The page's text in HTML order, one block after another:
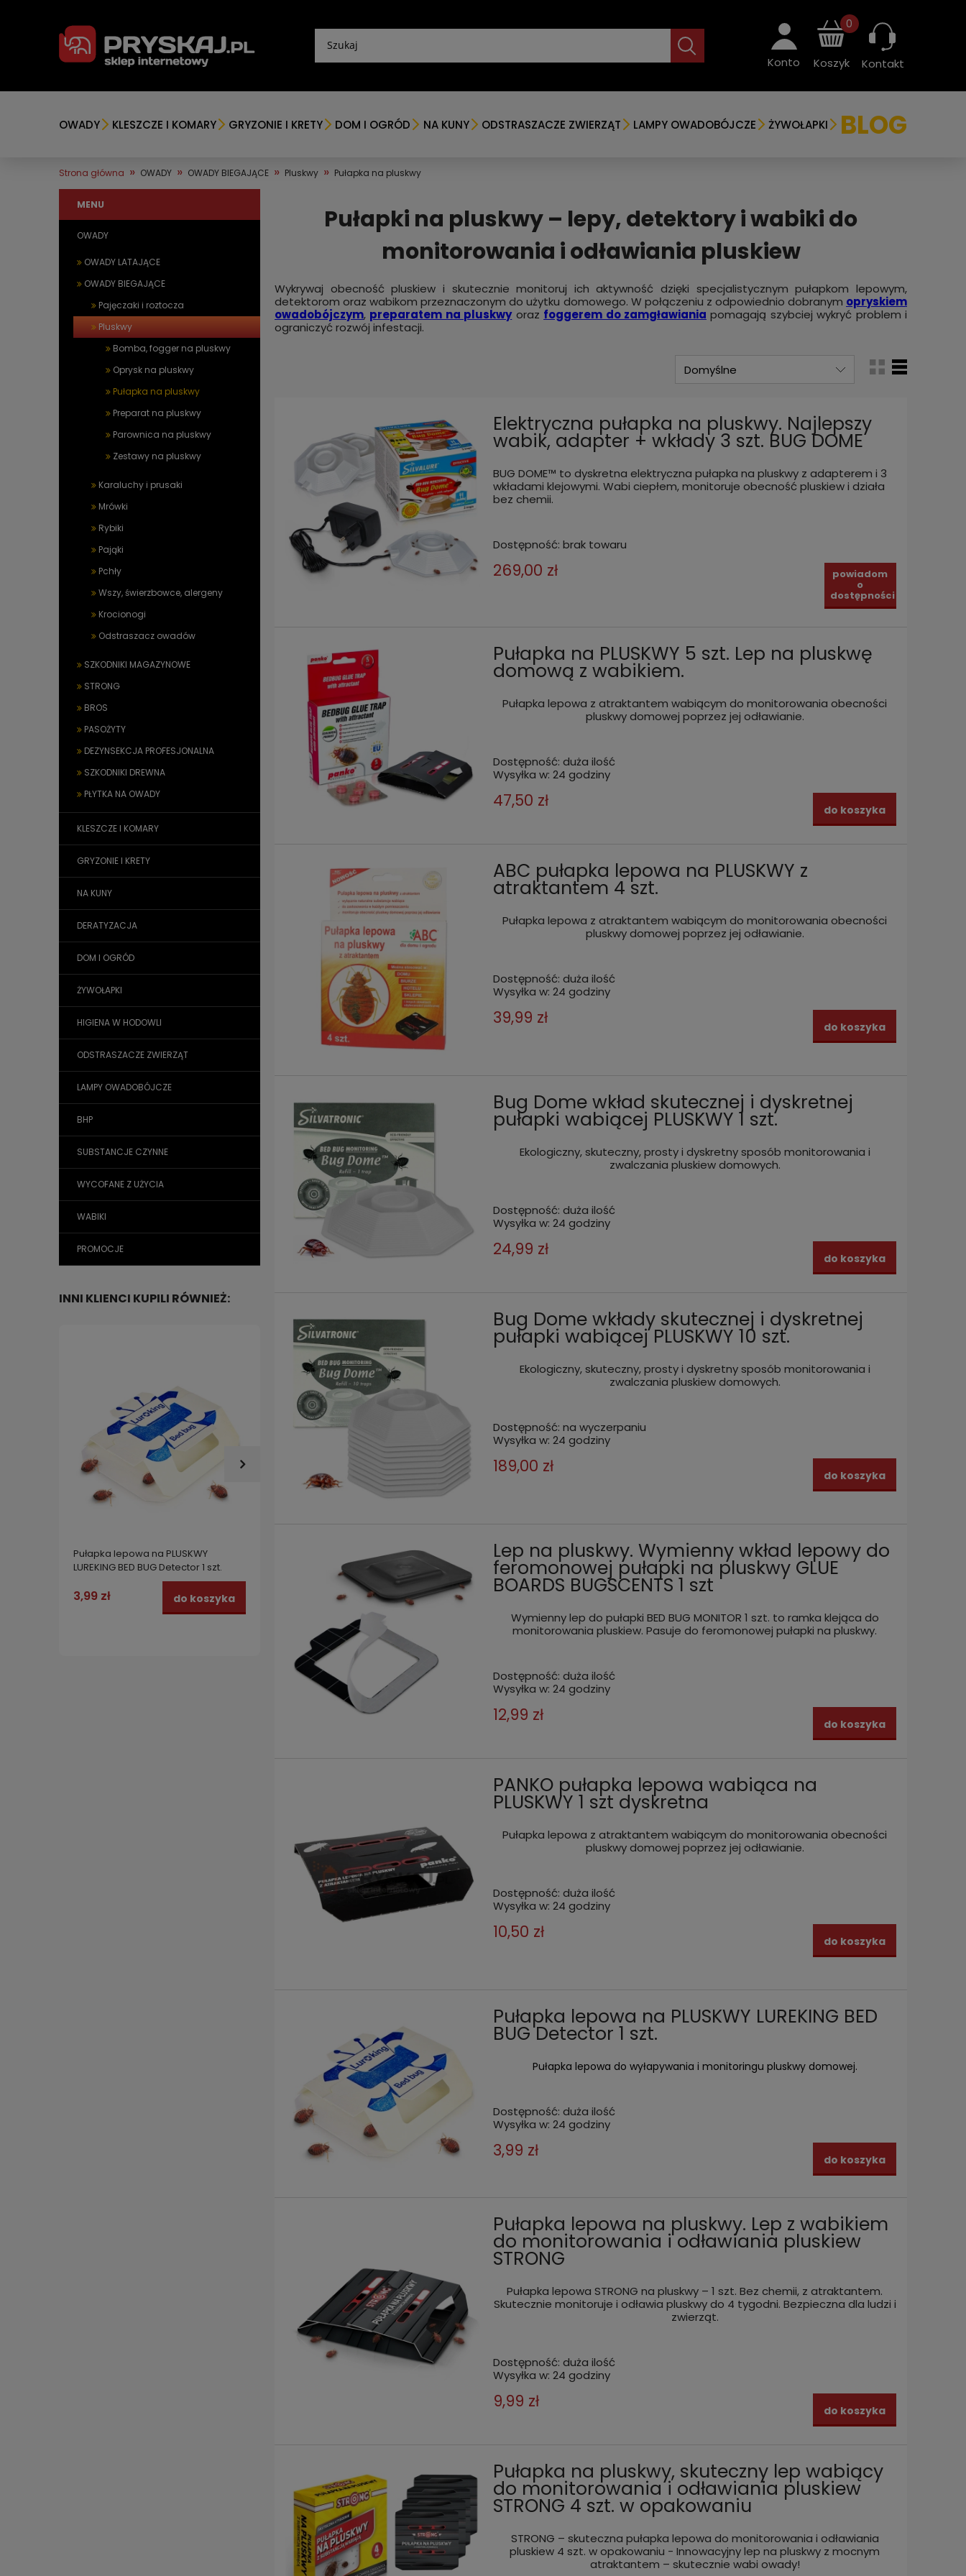
Konto Koszyk
0
Kontakt
OWADY KLESZCZE I KOMARY GRYZONIE I KRETY DOM I OGRÓD NA KUNY ODSTRASZACZE ZWIERZĄT LAMPY OWADOBÓJCZE ŻYWOŁAPKI BLOG
Strona główna » OWADY » OWADY BIEGAJĄCE » Pluskwy » Pułapka na pluskwy
MENU
OWADY
OWADY LATAJĄCE
OWADY BIEGAJĄCE
Pajęczaki i roztocza
Pluskwy
Bomba, fogger na pluskwy
Oprysk na pluskwy
Pułapka na pluskwy
Preparat na pluskwy
Parownica na pluskwy
Zestawy na pluskwy
Karaluchy i prusaki
Mrówki
Rybiki
Pająki
Pchły
Wszy, świerzbowce, alergeny
Krocionogi
Odstraszacz owadów
SZKODNIKI MAGAZYNOWE
STRONG
BROS
PASOŻYTY
DEZYNSEKCJA PROFESJONALNA
SZKODNIKI DREWNA
PŁYTKA NA OWADY
KLESZCZE I KOMARY
GRYZONIE I KRETY
NA KUNY
DERATYZACJA
DOM I OGRÓD
ŻYWOŁAPKI
HIGIENA W HODOWLI
ODSTRASZACZE ZWIERZĄT
LAMPY OWADOBÓJCZE
BHP
SUBSTANCJE CZYNNE
WYCOFANE Z UŻYCIA
WABIKI
PROMOCJE
INNI KLIENCI KUPILI RÓWNIEŻ:
Pułapka lepowa na PLUSKWY
LUREKING BED BUG Detector 1 szt.
3,99 zł do koszyka
Pułapka na pluskwy, skuteczny lep
wabiący do monitorowania i
odławiania pluskiew STRONG 4 szt. w
opakowaniu
do koszyka
Pułapka lepowa na pluskwy. Lep z
wabikiem do monitorowania i
odławiania pluskiew STRONG
9,99 zł
Wabiąca pułapka lepowa na
pluskwy. Feromonowa pułapka na
pluskwy BED BUG MONITOR
Pułapki na pluskwy – lepy, detektory i wabiki do
monitorowania i odławiania pluskiew
Wykrywaj obecność pluskiew i skutecznie monitoruj ich aktywność dzięki specjalistycznym pułapkom lepowym,
detektorom oraz wabikom przeznaczonym do użytku domowego. W połączeniu z odpowiednio dobranym opryskiem
owadobójczym, preparatem na pluskwyoraz foggerem do zamgławiania pomagają szybciej wykryć problem i
ograniczyć rozwój infestacji.
Elektryczna pułapka na pluskwy. Najlepszy
wabik, adapter + wkłady 3 szt. BUG DOME
BUG DOME™ to dyskretna elektryczna pułapka na pluskwy z adapterem i 3
wkładami klejowymi. Wabi ciepłem, monitoruje obecność pluskiew i działa
bez chemii.
Dostępność: brak towaru
269,00 zł powiadom
o
dostępności
Pułapka na PLUSKWY 5 szt. Lep na pluskwę
domową z wabikiem.
Pułapka lepowa z atraktantem wabiącym do monitorowania obecności
pluskwy domowej poprzez jej odławianie.
Dostępność: duża ilość
Wysyłka w: 24 godziny
47,50 zł do koszyka
ABC pułapka lepowa na PLUSKWY z
atraktantem 4 szt.
Pułapka lepowa z atraktantem wabiącym do monitorowania obecności
pluskwy domowej poprzez jej odławianie.
Dostępność: duża ilość
Wysyłka w: 24 godziny
39,99 zł do koszyka
Bug Dome wkład skutecznej i dyskretnej
pułapki wabiącej PLUSKWY 1 szt.
Ekologiczny, skuteczny, prosty i dyskretny sposób monitorowania i
zwalczania pluskiew domowych.
Dostępność: duża ilość
Wysyłka w: 24 godziny
24,99 zł do koszyka
Bug Dome wkłady skutecznej i dyskretnej
pułapki wabiącej PLUSKWY 10 szt.
Ekologiczny, skuteczny, prosty i dyskretny sposób monitorowania i
zwalczania pluskiew domowych.
Dostępność: na wyczerpaniu
Wysyłka w: 24 godziny
189,00 zł do koszyka
Lep na pluskwy. Wymienny wkład lepowy do
feromonowej pułapki na pluskwy GLUE
BOARDS BUGSCENTS 1 szt
Wymienny lep do pułapki BED BUG MONITOR 1 szt. to ramka klejąca do
monitorowania pluskiew. Pasuje do feromonowej pułapki na pluskwy.
Dostępność: duża ilość
Wysyłka w: 24 godziny
12,99 zł do koszyka
PANKO pułapka lepowa wabiąca na
PLUSKWY 1 szt dyskretna
Pułapka lepowa z atraktantem wabiącym do monitorowania obecności
pluskwy domowej poprzez jej odławianie.
Dostępność: duża ilość
Wysyłka w: 24 godziny
10,50 zł do koszyka
Pułapka lepowa na PLUSKWY LUREKING BED
BUG Detector 1 szt.
Pułapka lepowa do wyłapywania i monitoringu pluskwy domowej.
Dostępność: duża ilość
Wysyłka w: 24 godziny
3,99 zł do koszyka
Pułapka lepowa na pluskwy. Lep z wabikiem
do monitorowania i odławiania pluskiew
STRONG
Pułapka lepowa STRONG na pluskwy – 1 szt. Bez chemii, z atraktantem.
Skutecznie monitoruje i odławia pluskwy do 4 tygodni. Bezpieczna dla ludzi i
zwierząt.
Dostępność: duża ilość
Wysyłka w: 24 godziny
9,99 zł do koszyka
Pułapka na pluskwy, skuteczny lep wabiący
do monitorowania i odławiania pluskiew
STRONG 4 szt. w opakowaniu
STRONG – skuteczna pułapka lepowa do monitorowania i odławiania
pluskiew 4 szt. w opakowaniu - Innowacyjny lep na pluskwy z mocnym
atraktantem – skutecznie wabi owady!